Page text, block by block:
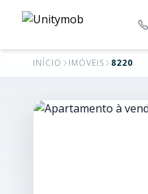
INÍCIO IMÓVEIS 8220